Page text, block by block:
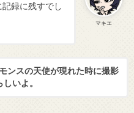
マキエ
録に残すでし
ンスの天使が現れた時に撮影
いよ。